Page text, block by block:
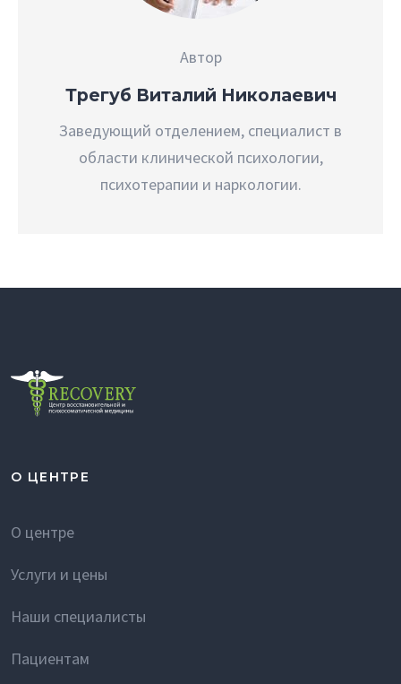
Автор
Трегуб Виталий Николаевич
Заведующий отделением, специалист в
области клинической психологии,
психотерапии и наркологии.
О ЦЕНТРЕ
О центре
Услуги и цены
Наши специалисты
Пациентам